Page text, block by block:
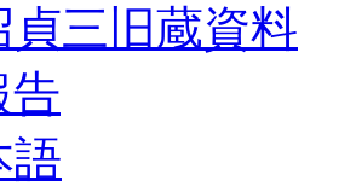
貞三旧蔵資料
告
語